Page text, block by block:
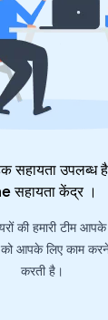
सहायता
सहायता केंद्र।
की हमारी टीम
आपके लिए काम करने
करती है।